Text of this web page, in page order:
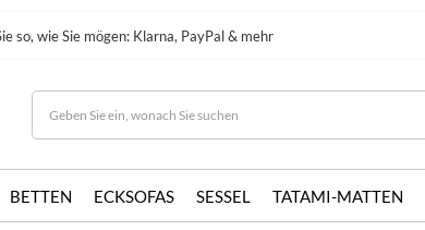
so, wie Sie mögen: Klarna, PayPal & mehr
BETTEN ECKSOFAS SESSEL TATAMI-MATTEN